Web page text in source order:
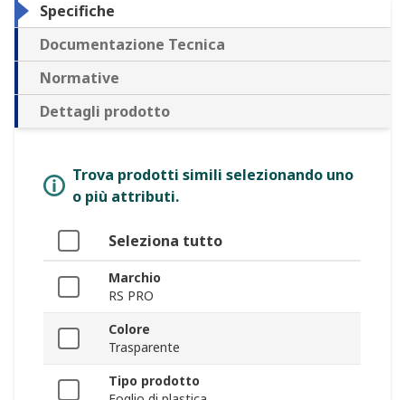
Specifiche
Documentazione Tecnica
Normative
Dettagli prodotto
Trova prodotti simili selezionando uno
o più attributi.
Seleziona tutto
Marchio
RS PRO
Colore
Trasparente
Tipo prodotto